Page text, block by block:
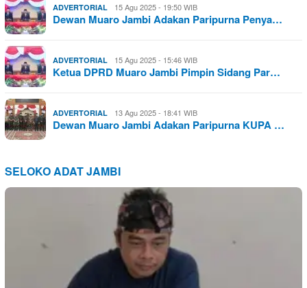
ADVERTORIAL 15 Agu 2025 - 19:50 WIB
Dewan Muaro Jambi Adakan Paripurna Penya…
ADVERTORIAL 15 Agu 2025 - 15:46 WIB
Ketua DPRD Muaro Jambi Pimpin Sidang Par…
ADVERTORIAL 13 Agu 2025 - 18:41 WIB
Dewan Muaro Jambi Adakan Paripurna KUPA …
SELOKO ADAT JAMBI